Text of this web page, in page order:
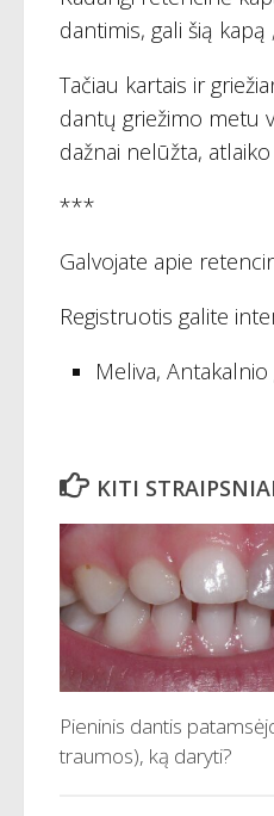
dantimis, gali šią
Tačiau kartais ir
dantų griežimo metu
dažnai nelūžta,
***
Galvojate apie
Registruotis galite
Meliva, Antakalnio
KITI
Pieninis dantis
traumos), ką daryti?